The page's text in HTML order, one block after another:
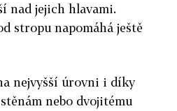
nad jejich hlavami.
stropu napomáhá ještě
nejvyšší úrovni i díky
nebo dvojitému